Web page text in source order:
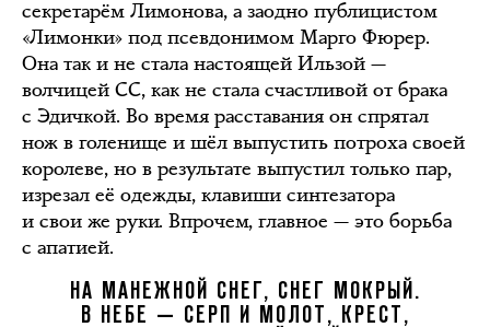
секретарём Лимонова, а заодно публицистом
«Лимонки» под псевдонимом Марго Фюрер.
Она так и не стала настоящей Ильзой —
волчицей СС, как не стала счастливой от брака
с Эдичкой. Во время расставания он спрятал
нож в голенище и шёл выпустить потроха своей
королеве, но в результате выпустил только пар,
изрезал её одежды, клавиши синтезатора
и свои же руки. Впрочем, главное — это борьба
с апатией.
НА МАНЕЖНОЙ СНЕГ, СНЕГ МОКРЫЙ.
В НЕБЕ — СЕРП И МОЛОТ, КРЕСТ,